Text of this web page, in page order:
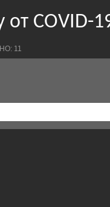
COVID-
11